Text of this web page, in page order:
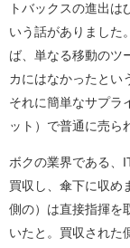
トバックスの進出は
いう話がありました
ば、単なる移動のツ
カにはなかったとい
それに簡単なサプラ
ット）で普通に売ら
ボクの業界である、
買収し、傘下に収め
側の）は直接指揮を
いたと。買収された